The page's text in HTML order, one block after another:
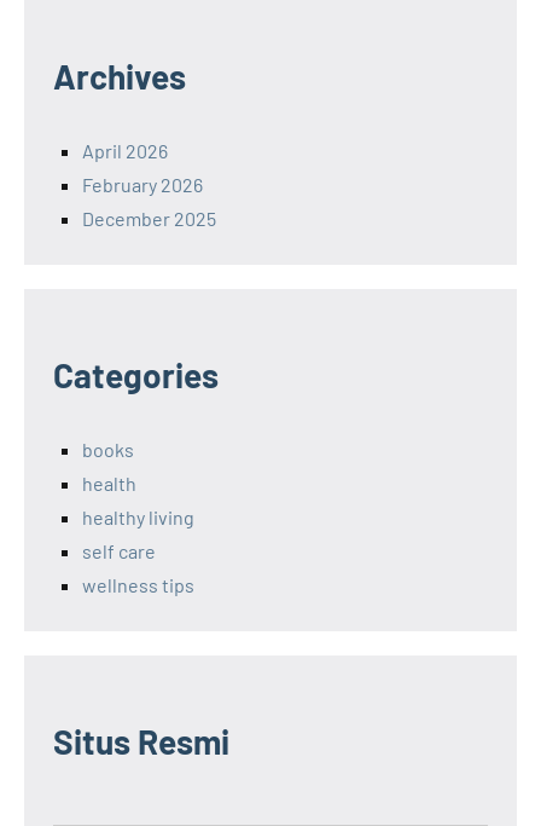
Archives
April 2026
February 2026
December 2025
Categories
books
health
healthy living
self care
wellness tips
Situs Resmi